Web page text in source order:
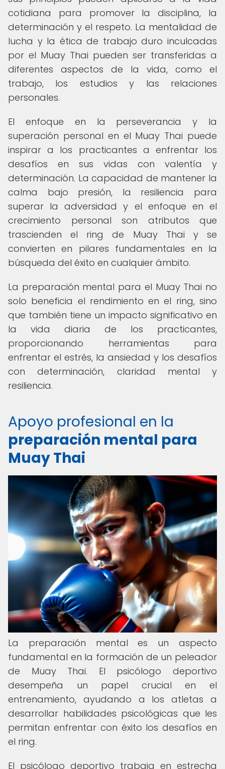
cotidiana para promover la disciplina, la
determinación y el respeto. La mentalidad de
lucha y la ética de trabajo duro inculcadas
por el Muay Thai pueden ser transferidas a
diferentes aspectos de la vida, como el
trabajo, los estudios y las relaciones
personales.
El enfoque en la perseverancia y la
superación personal en el Muay Thai puede
inspirar a los practicantes a enfrentar los
desafíos en sus vidas con valentía y
determinación. La capacidad de mantener la
calma bajo presión, la resiliencia para
superar la adversidad y el enfoque en el
crecimiento personal son atributos que
trascienden el ring de Muay Thai y se
convierten en pilares fundamentales en la
búsqueda del éxito en cualquier ámbito.
La preparación mental para el Muay Thai no
solo beneficia el rendimiento en el ring, sino
que también tiene un impacto significativo en
la vida diaria de los practicantes,
proporcionando herramientas para
enfrentar el estrés, la ansiedad y los desafíos
con determinación, claridad mental y
resiliencia.
Apoyo profesional en la
preparación mental para
Muay Thai
La preparación mental es un aspecto
fundamental en la formación de un peleador
de Muay Thai. El psicólogo deportivo
desempeña un papel crucial en el
entrenamiento, ayudando a los atletas a
desarrollar habilidades psicológicas que les
permitan enfrentar con éxito los desafíos en
el ring.
El psicólogo deportivo trabaja en estrecha